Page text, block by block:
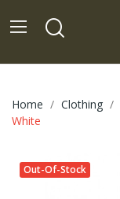
Home Clothing
White
Out-Of-Stock